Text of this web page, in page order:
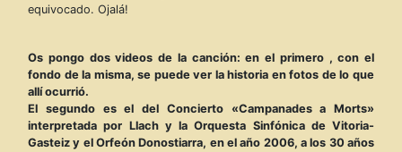
equivocado. Ojalá!
Os pongo dos videos de la canción: en el primero , con el
fondo de la misma, se puede ver la historia en fotos de lo que
allí ocurrió.
El segundo es el del Concierto «Campanades a Morts»
interpretada por Llach y la Orquesta Sinfónica de Vitoria-
Gasteiz y el Orfeón Donostiarra, en el año 2006, a los 30 años